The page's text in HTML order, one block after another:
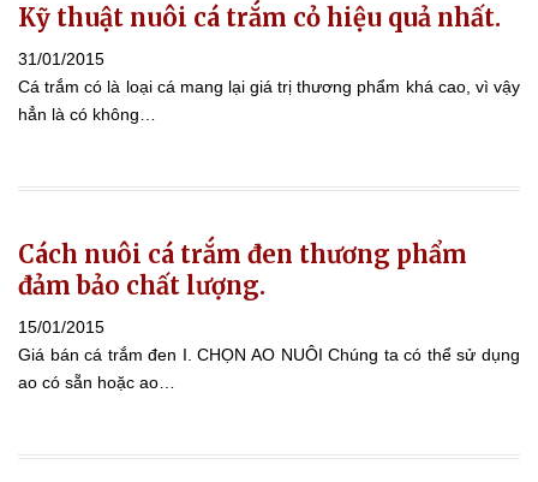
Kỹ thuật nuôi cá trắm cỏ hiệu quả nhất.
31/01/2015
Cá trắm có là loại cá mang lại giá trị thương phẩm khá cao, vì vậy
hẳn là có không…
Cách nuôi cá trắm đen thương phẩm
đảm bảo chất lượng.
15/01/2015
Giá bán cá trắm đen I. CHỌN AO NUÔI Chúng ta có thể sử dụng
ao có sẵn hoặc ao…